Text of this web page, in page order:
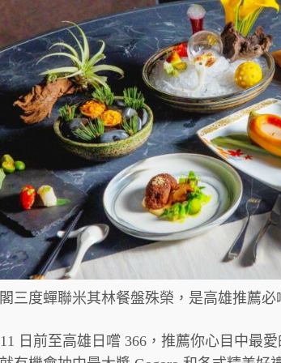
三度蟬聯米其林餐盤殊榮，是高雄推薦必
日前至高雄日嚐 366，推薦你心目中最